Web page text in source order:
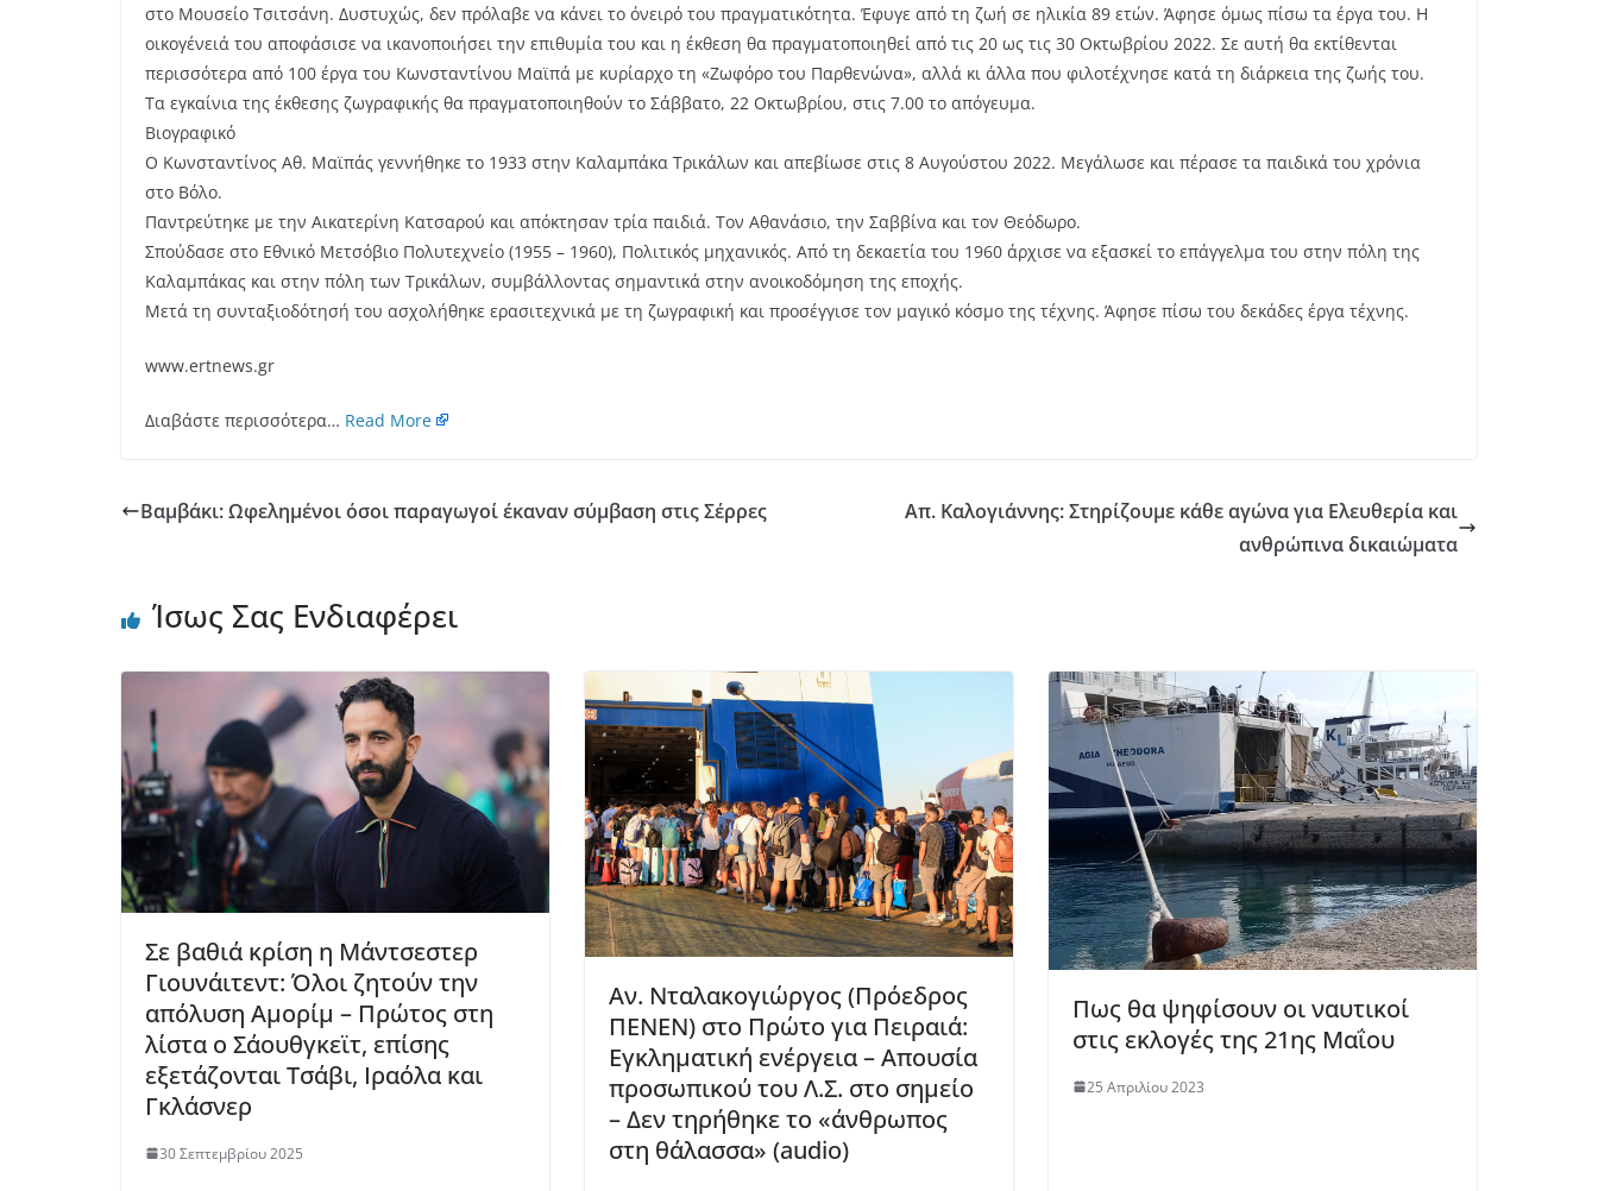
στο Μουσείο Τσιτσάνη. Δυστυχώς, δεν πρόλαβε να κάνει το όνειρό του πραγματικότητα. Έφυγε από τη ζωή σε ηλικία 89 ετών. Άφησε όμως πίσω τα έργα του. Η
οικογένειά του αποφάσισε να ικανοποιήσει την επιθυμία του και η έκθεση θα πραγματοποιηθεί από τις 20 ως τις 30 Οκτωβρίου 2022. Σε αυτή θα εκτίθενται
περισσότερα από 100 έργα του Κωνσταντίνου Μαϊπά με κυρίαρχο τη «Ζωφόρο του Παρθενώνα», αλλά κι άλλα που φιλοτέχνησε κατά τη διάρκεια της ζωής του.
Τα εγκαίνια της έκθεσης ζωγραφικής θα πραγματοποιηθούν το Σάββατο, 22 Οκτωβρίου, στις 7.00 το απόγευμα.
Βιογραφικό
Ο Κωνσταντίνος Αθ. Μαϊπάς γεννήθηκε το 1933 στην Καλαμπάκα Τρικάλων και απεβίωσε στις 8 Αυγούστου 2022. Μεγάλωσε και πέρασε τα παιδικά του χρόνια
στο Βόλο.
Παντρεύτηκε με την Αικατερίνη Κατσαρού και απόκτησαν τρία παιδιά. Τον Αθανάσιο, την Σαββίνα και τον Θεόδωρο.
Σπούδασε στο Εθνικό Μετσόβιο Πολυτεχνείο (1955 – 1960), Πολιτικός μηχανικός. Από τη δεκαετία του 1960 άρχισε να εξασκεί το επάγγελμα του στην πόλη της
Καλαμπάκας και στην πόλη των Τρικάλων, συμβάλλοντας σημαντικά στην ανοικοδόμηση της εποχής.
Μετά τη συνταξιοδότησή του ασχολήθηκε ερασιτεχνικά με τη ζωγραφική και προσέγγισε τον μαγικό κόσμο της τέχνης. Άφησε πίσω του δεκάδες έργα τέχνης.
www.ertnews.gr
Διαβάστε περισσότερα… Read More
Βαμβάκι: Ωφελημένοι όσοι παραγωγοί έκαναν σύμβαση στις Σέρρες
Απ. Καλογιάννης: Στηρίζουμε κάθε αγώνα για Ελευθερία και
ανθρώπινα δικαιώματα
Ίσως Σας Ενδιαφέρει
Σε βαθιά κρίση η Μάντσεστερ
Γιουνάιτεντ: Όλοι ζητούν την
απόλυση Αμορίμ – Πρώτος στη
λίστα ο Σάουθγκεϊτ, επίσης
εξετάζονται Τσάβι, Ιραόλα και
Γκλάσνερ
30 Σεπτεμβρίου 2025
Αν. Νταλακογιώργος (Πρόεδρος
ΠΕΝΕΝ) στο Πρώτο για Πειραιά:
Εγκληματική ενέργεια – Απουσία
προσωπικού του Λ.Σ. στο σημείο
– Δεν τηρήθηκε το «άνθρωπος
στη θάλασσα» (audio)
Πως θα ψηφίσουν οι ναυτικοί
στις εκλογές της 21ης Μαΐου
25 Απριλίου 2023